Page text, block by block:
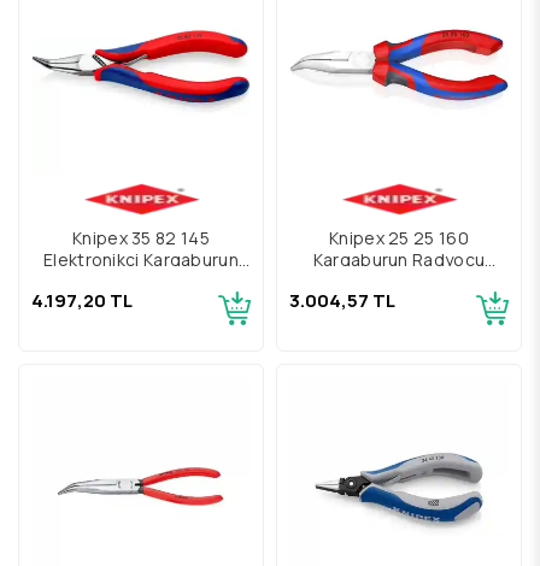
Knipex 35 82 145
Elektronikçi Kargaburun
4.197,20 TL
Knipex 25 25 160
Kargaburun Radyocu
3.004,57 TL